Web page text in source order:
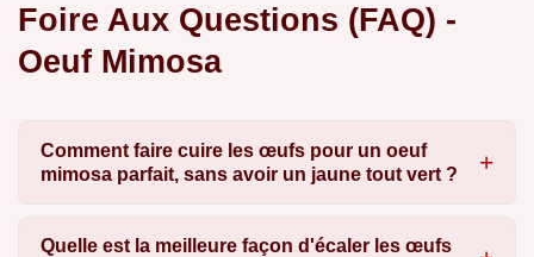
Foire Aux Questions (FAQ) -
Oeuf Mimosa
Comment faire cuire les œufs pour un oeuf
mimosa parfait, sans avoir un jaune tout vert ?
Quelle est la meilleure façon d'écaler les œufs